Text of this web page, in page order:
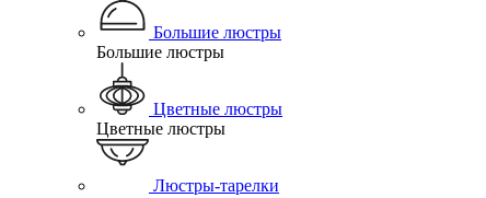
Большие люстры
Большие люстры
Цветные люстры
Цветные люстры
Люстры-тарелки